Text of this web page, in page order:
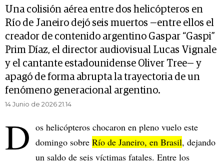
Una colisión aérea entre dos helicópteros en
Río de Janeiro dejó seis muertos —entre ellos el
creador de contenido argentino Gaspar “Gaspi”
Prim Díaz, el director audiovisual Lucas Vignale
y el cantante estadounidense Oliver Tree— y
apagó de forma abrupta la trayectoria de un
fenómeno generacional argentino.
14 Junio de 2026 21.14
D os helicópteros chocaron en pleno vuelo este
domingo sobre Río de Janeiro, en Brasil, dejando
un saldo de seis víctimas fatales. Entre los